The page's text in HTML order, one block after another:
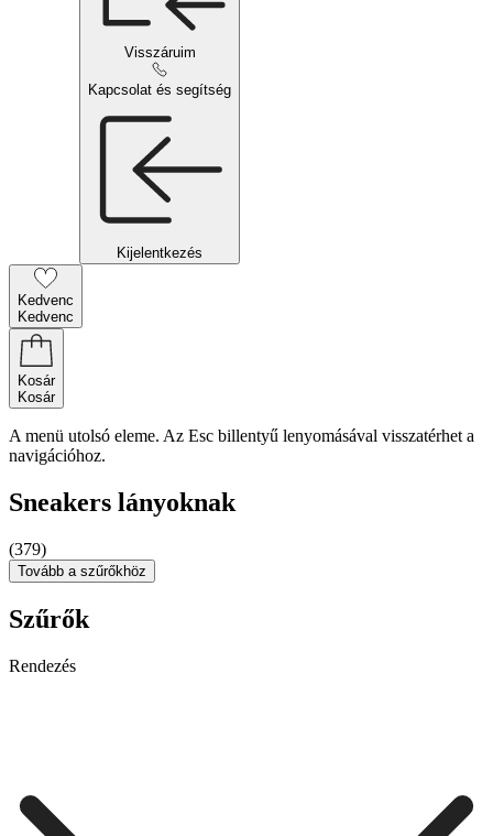
Visszáruim
Kapcsolat és segítség
Kijelentkezés
Kedvenc
Kedvenc
Kosár
Kosár
A menü utolsó eleme. Az Esc billentyű lenyomásával visszatérhet a
navigációhoz.
Sneakers lányoknak
(379)
Tovább a szűrőkhöz
Szűrők
Rendezés